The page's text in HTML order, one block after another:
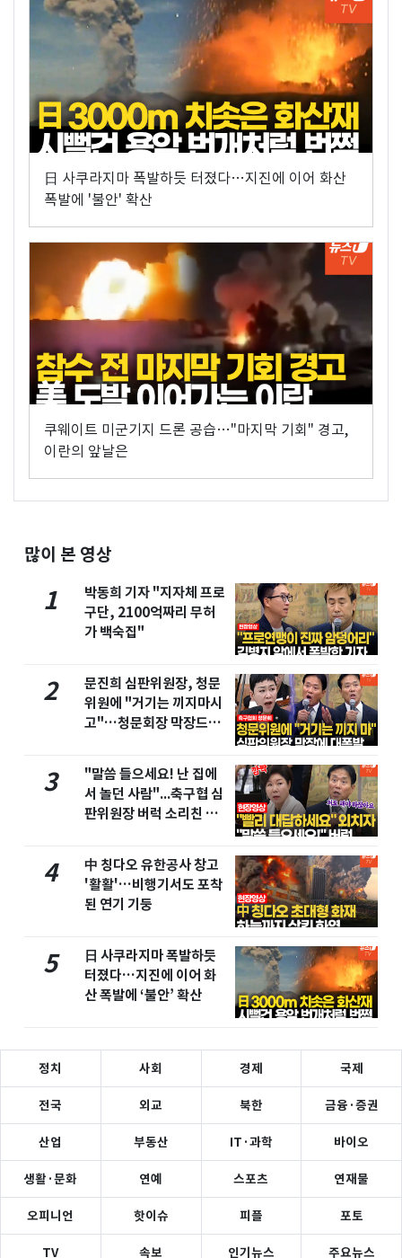
日 사쿠라지마 폭발하듯 터졌다…지진에 이어 화산
폭발에 '불안' 확산
쿠웨이트 미군기지 드론 공습…"마지막 기회" 경고,
이란의 앞날은
많이 본 영상
1
박동희 기자 "지자체 프로
구단, 2100억짜리 무허
가 백숙집"
2
문진희 심판위원장, 청문
위원에 "거기는 끼지마시
고"…청문회장 막장드라
3
"말씀 들으세요! 난 집에
서 놀던 사람"...축구협 심
판위원장 버럭 소리친 이
4
中 칭다오 유한공사 창고
'활활'…비행기서도 포착
된 연기 기둥
5
日 사쿠라지마 폭발하듯
터졌다…지진에 이어 화
산 폭발에 ‘불안’ 확산
정치 사회 경제 국제
전국 외교 북한 금융·증권
산업 부동산 IT·과학 바이오
생활·문화 연예 스포츠 연재물
오피니언 핫이슈 피플 포토
TV 속보 인기뉴스 주요뉴스